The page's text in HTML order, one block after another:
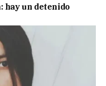
hay un detenido